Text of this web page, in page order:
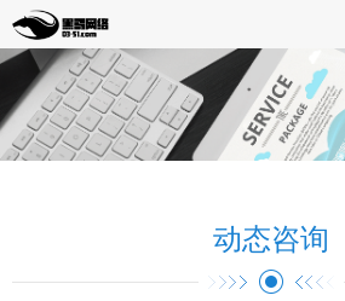
首页
网站开发
案例展示
动态咨询